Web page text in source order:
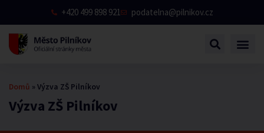
+420 499 898 921 podatelna@pilnikov.cz
Výzva ZŠ Pilníkov
Domů » Výzva ZŠ Pilníkov